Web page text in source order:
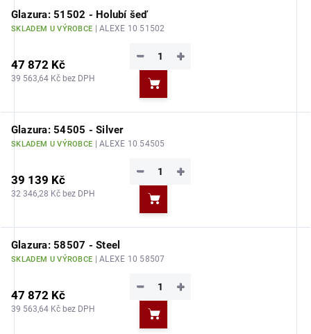
Glazura: 51502 - Holubí šeď
SKLADEM U VÝROBCE | ALEXE 10 51502
47 872 Kč
39 563,64 Kč bez DPH
+
−
Do košíku
Glazura: 54505 - Silver
SKLADEM U VÝROBCE | ALEXE 10 54505
39 139 Kč
32 346,28 Kč bez DPH
+
−
Do košíku
Glazura: 58507 - Steel
SKLADEM U VÝROBCE | ALEXE 10 58507
47 872 Kč
39 563,64 Kč bez DPH
+
−
Do košíku